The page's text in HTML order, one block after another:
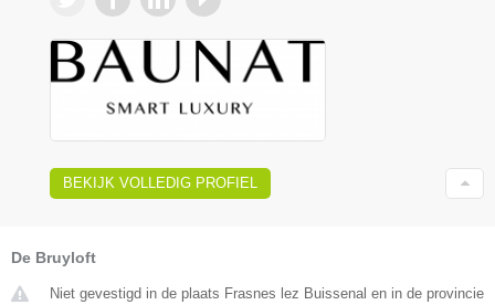
BEKIJK VOLLEDIG PROFIEL
De Bruyloft
Niet gevestigd in de plaats Frasnes lez Buissenal en in de provincie